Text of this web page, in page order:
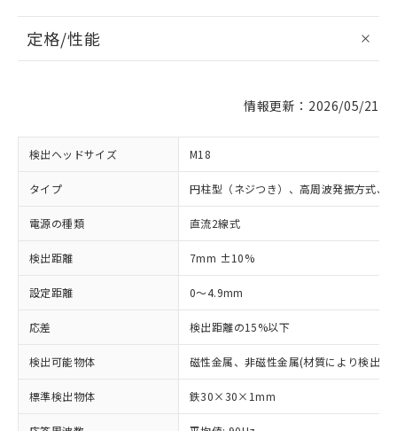
定格/性能
情報更新：2026/05/21
検出ヘッドサイズ M18
タイプ 円柱型（ネジつき）、高周波発振方式、
電源の種類 直流2線式
検出距離 7mm ±10%
設定距離 0～4.9mm
応差 検出距離の15%以下
検出可能物体 磁性金属、非磁性金属(材質により検出距
標準検出物体 鉄30×30×1mm